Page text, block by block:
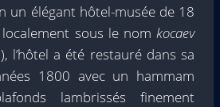
un élégant hôtel-musée de 18
sous le nom kocaev
l’hôtel a été restauré dans sa
1800 avec un hammam
lambrissés finement